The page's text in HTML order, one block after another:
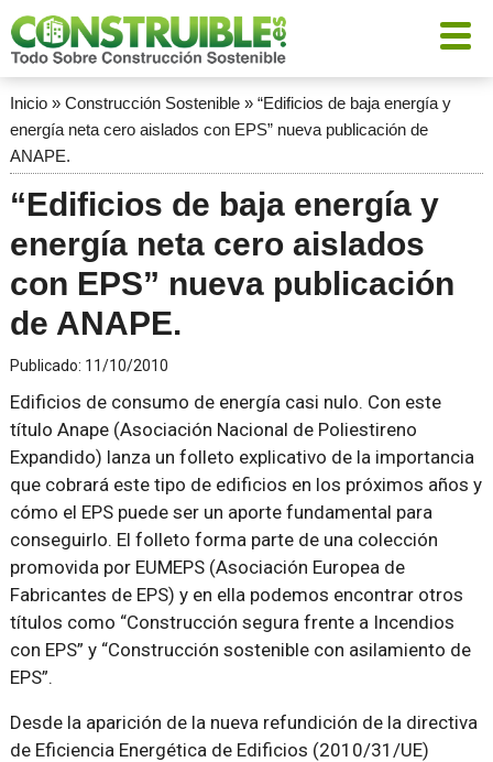
Inicio» Construcción Sostenible» “Edificios de baja energía y
energía neta cero aislados con EPS” nueva publicación de
ANAPE.
“Edificios de baja energía y
energía neta cero aislados
con EPS” nueva publicación
de ANAPE.
Publicado: 11/10/2010
Edificios de consumo de energía casi nulo. Con este
título Anape (Asociación Nacional de Poliestireno
Expandido) lanza un folleto explicativo de la importancia
que cobrará este tipo de edificios en los próximos años y
cómo el EPS puede ser un aporte fundamental para
conseguirlo. El folleto forma parte de una colección
promovida por EUMEPS (Asociación Europea de
Fabricantes de EPS) y en ella podemos encontrar otros
títulos como “Construcción segura frente a Incendios
con EPS” y “Construcción sostenible con asilamiento de
EPS”.
Desde la aparición de la nueva refundición de la directiva
de Eficiencia Energética de Edificios (2010/31/UE)